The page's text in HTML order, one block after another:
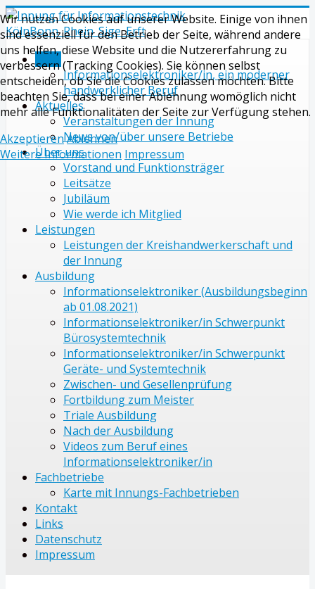
Start
Informationselektroniker/in, ein moderner
handwerklicher Beruf
Aktuelles
Veranstaltungen der Innung
News von/über unsere Betriebe
Über uns
Vorstand und Funktionsträger
Leitsätze
Jubiläum
Wie werde ich Mitglied
Leistungen
Leistungen der Kreishandwerkerschaft und
der Innung
Ausbildung
Informationselektroniker (Ausbildungsbeginn
ab 01.08.2021)
Informationselektroniker/in Schwerpunkt
Bürosystemtechnik
Informationselektroniker/in Schwerpunkt
Geräte- und Systemtechnik
Zwischen- und Gesellenprüfung
Fortbildung zum Meister
Triale Ausbildung
Nach der Ausbildung
Videos zum Beruf eines
Informationselektroniker/in
Fachbetriebe
Karte mit Innungs-Fachbetrieben
Kontakt
Links
Datenschutz
Impressum
Wir nutzen Cookies auf unserer Website. Einige von ihnen
sind essenziell für den Betrieb der Seite, während andere
uns helfen, diese Website und die Nutzererfahrung zu
verbessern (Tracking Cookies). Sie können selbst
entscheiden, ob Sie die Cookies zulassen möchten. Bitte
beachten Sie, dass bei einer Ablehnung womöglich nicht
mehr alle Funktionalitäten der Seite zur Verfügung stehen.
AkzeptierenAblehnen
Weitere Informationen Impressum